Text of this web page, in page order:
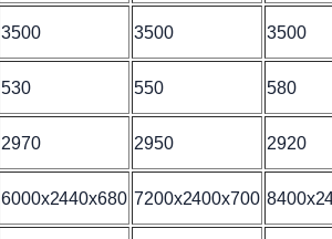
3500 3500 3500
530 550 580
2970 2950 2920
6000x2440x680 7200x2400x700